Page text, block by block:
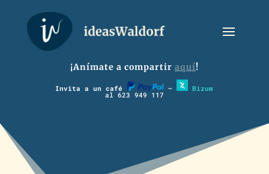
¡Anímate a compartir aquí!
Invita a un café – Bizum
al 623 949 117